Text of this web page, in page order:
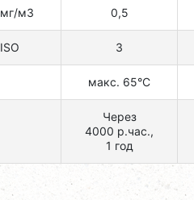
мг/м3 0,5
ISO 3
макс. 65°C
Через
4000 р.час.,
1 год